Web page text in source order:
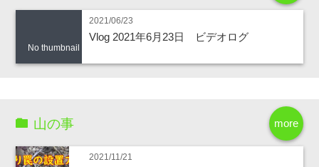
No thumbnail
2021/06/23
Vlog 2021年6月23日 ビデオログ
more
山の事
2021/11/21